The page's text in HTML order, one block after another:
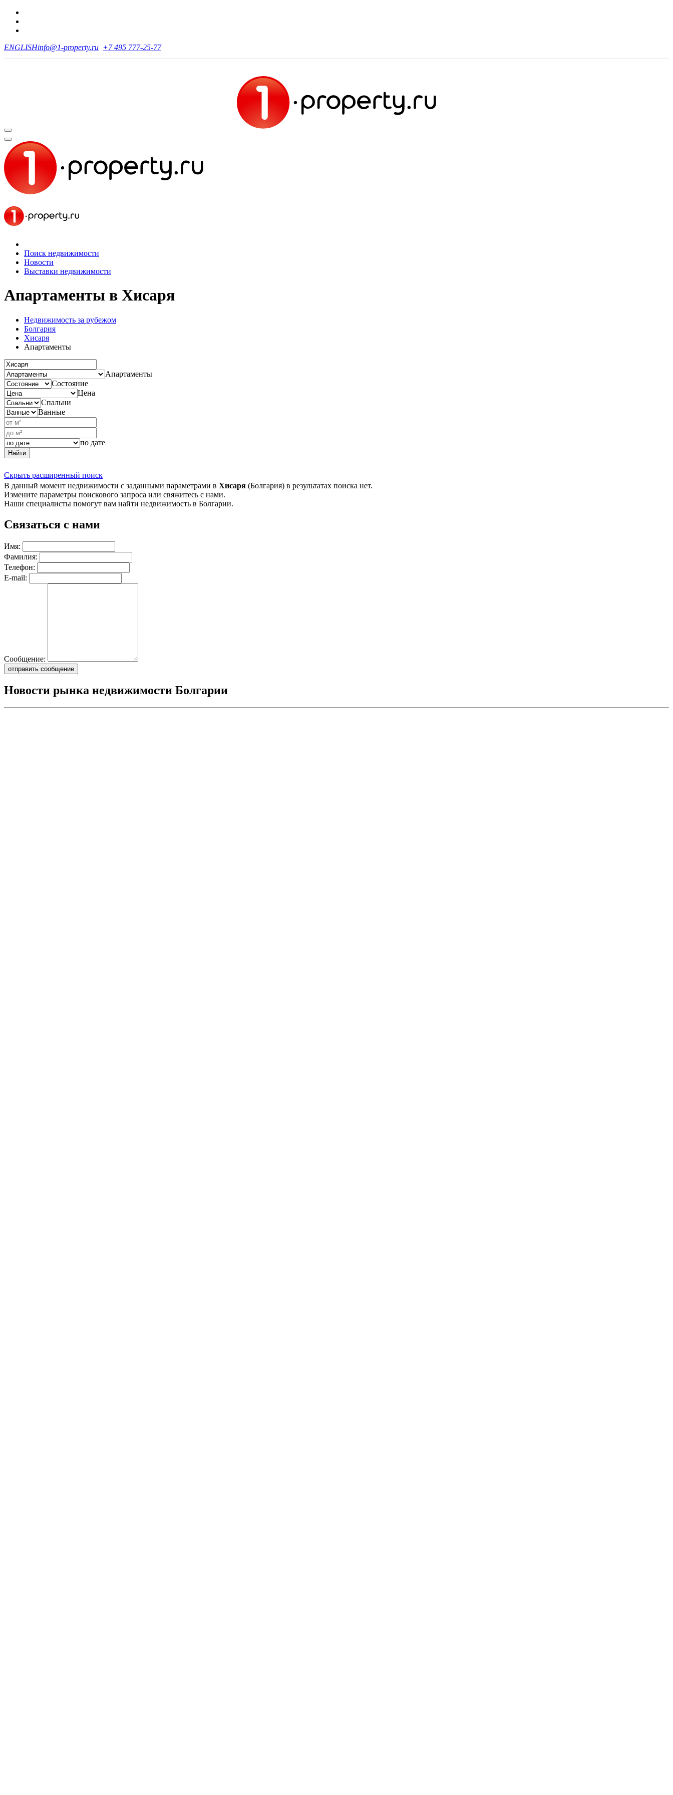
ENGLISHinfo@1-property.ru +7 495 777-25-77
Поиск недвижимости
Новости
Выставки недвижимости
Апартаменты в Хисаря
Недвижимость за рубежом
Болгария
Хисаря
Апартаменты
Апартаменты
Состояние
Цена
Спальни
Ванные
по дате
Найти
Скрыть расширенный поиск
В данный момент недвижимости с заданными параметрами в Хисаря (Болгария) в результатах поиска нет.
Измените параметры поискового запроса или свяжитесь с нами.
Наши специалисты помогут вам найти недвижимость в Болгарии.
Связаться с нами
Имя:
Фамилия:
Телефон:
E-mail:
Сообщение:
отправить сообщение
Новости рынка недвижимости Болгарии